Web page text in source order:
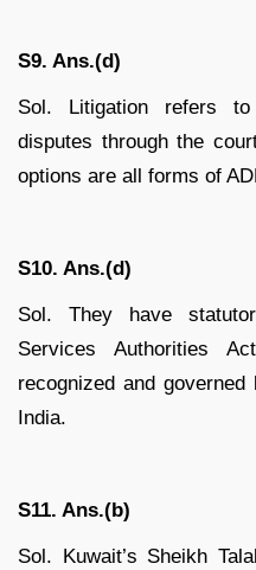
S9. Ans.(d)
Sol. Litigation refers
disputes through the
options are all forms of
S10. Ans.(d)
Sol. They have
Services Authorities
recognized and
India.
S11. Ans.(b)
Sol. Kuwait’s Sheikh